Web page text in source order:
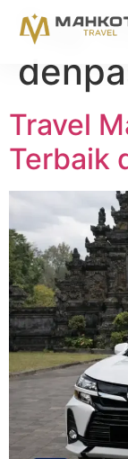
Tag:
Travel
Terbaik